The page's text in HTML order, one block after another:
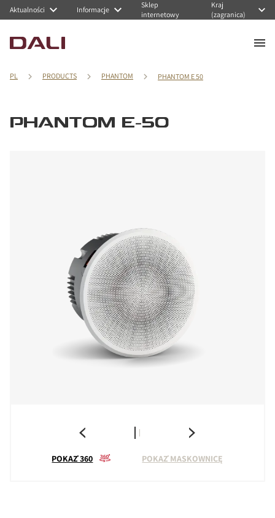
Aktualności Informacje
Sklep
internetowy
Kraj
(zagranica)
PL PRODUCTS PHANTOM PHANTOM E 50
PHANTOM E-50
POKAŻ 360 POKAŻ MASKOWNICĘ